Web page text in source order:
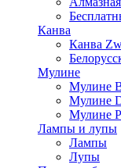
Канва
Канва
Мулине
Мулине
Мулине
Мулине
Лампы и лупы
Лампы
Лупы